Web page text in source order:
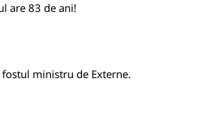
are 83 de ani!
ministru de Externe.